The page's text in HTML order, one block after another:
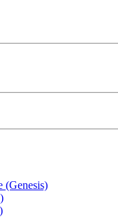
(Genesis)